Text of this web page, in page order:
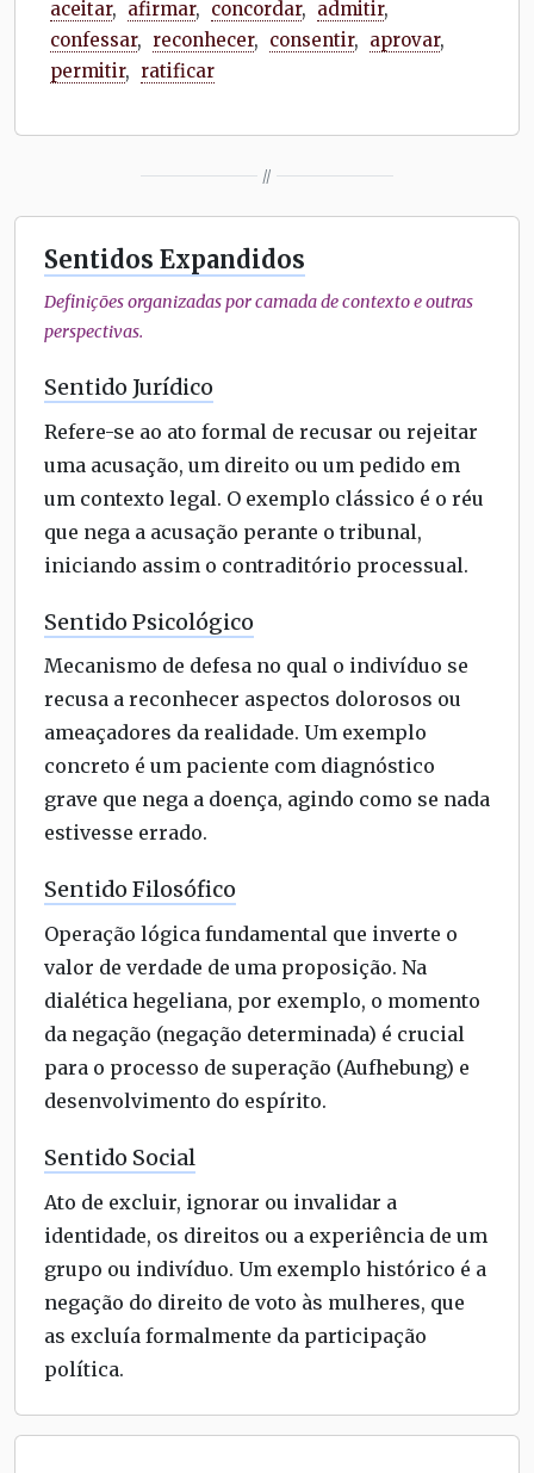
aceitar, afirmar, concordar, admitir,
confessar, reconhecer, consentir, aprovar,
permitir, ratificar
//
Sentidos Expandidos
Definições organizadas por camada de contexto e outras
perspectivas.
Sentido Jurídico
Refere-se ao ato formal de recusar ou rejeitar
uma acusação, um direito ou um pedido em
um contexto legal. O exemplo clássico é o réu
que nega a acusação perante o tribunal,
iniciando assim o contraditório processual.
Sentido Psicológico
Mecanismo de defesa no qual o indivíduo se
recusa a reconhecer aspectos dolorosos ou
ameaçadores da realidade. Um exemplo
concreto é um paciente com diagnóstico
grave que nega a doença, agindo como se nada
estivesse errado.
Sentido Filosófico
Operação lógica fundamental que inverte o
valor de verdade de uma proposição. Na
dialética hegeliana, por exemplo, o momento
da negação (negação determinada) é crucial
para o processo de superação (Aufhebung) e
desenvolvimento do espírito.
Sentido Social
Ato de excluir, ignorar ou invalidar a
identidade, os direitos ou a experiência de um
grupo ou indivíduo. Um exemplo histórico é a
negação do direito de voto às mulheres, que
as excluía formalmente da participação
política.